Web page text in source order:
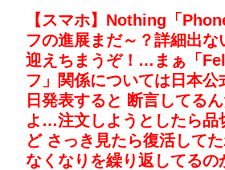
【スマホ】Nothing「
フの進展まだ～？詳細出な
迎えちまうぞ！…まぁ「
フ」関係については日本公
日発表すると 断言してる
よ…注文しようとしたら品
ど さっき見たら復活して
なくなりを繰り返してる